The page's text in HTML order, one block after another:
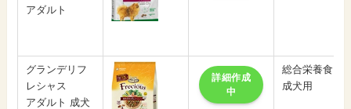
アダルト
グランデリフ
レシャス
アダルト 成犬
詳細作成
中
総合栄養食
成犬用